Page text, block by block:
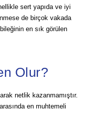
sert yapıda ve iyi
de birçok vakada
en sık görülen
Olur?
netlik kazanmamıştır.
en muhtemeli